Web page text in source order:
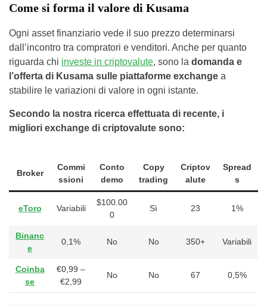
Come si forma il valore di Kusama
Ogni asset finanziario vede il suo prezzo determinarsi
dall’incontro tra compratori e venditori. Anche per quanto
riguarda chi investe in criptovalute, sono la domanda e
l’offerta di Kusama sulle piattaforme exchange a
stabilire le variazioni di valore in ogni istante.
Secondo la nostra ricerca effettuata di recente, i
migliori exchange di criptovalute sono:
Broker
Commi
ssioni
Conto
demo
Copy
trading
Criptov
alute
Spread
s
eToro Variabili
$100.00
0
Sì 23 1%
Binanc
e
0,1% No No 350+ Variabili
Coinba
se
€0,99 –
€2,99
No No 67 0,5%